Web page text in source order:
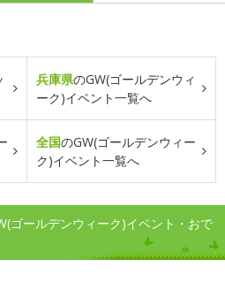
兵庫県のGW(ゴールデンウィ
ーク)イベント一覧へ
全国のGW(ゴールデンウィー
ク)イベント一覧へ
ゴールデンウィーク)イベント・おで